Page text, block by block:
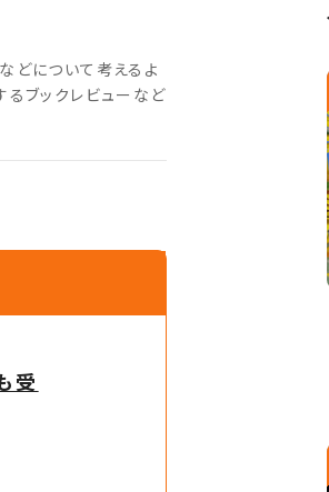
どについて考えるよ
るブックレビューなど
受